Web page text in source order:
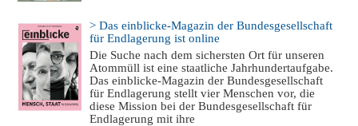
> Das einblicke-Magazin der Bundesgesellschaft
für Endlagerung ist online
Die Suche nach dem sichersten Ort für unseren
Atommüll ist eine staatliche Jahrhundertaufgabe.
Das einblicke-Magazin der Bundesgesellschaft
für Endlagerung stellt vier Menschen vor, die
diese Mission bei der Bundesgesellschaft für
Endlagerung mit ihre